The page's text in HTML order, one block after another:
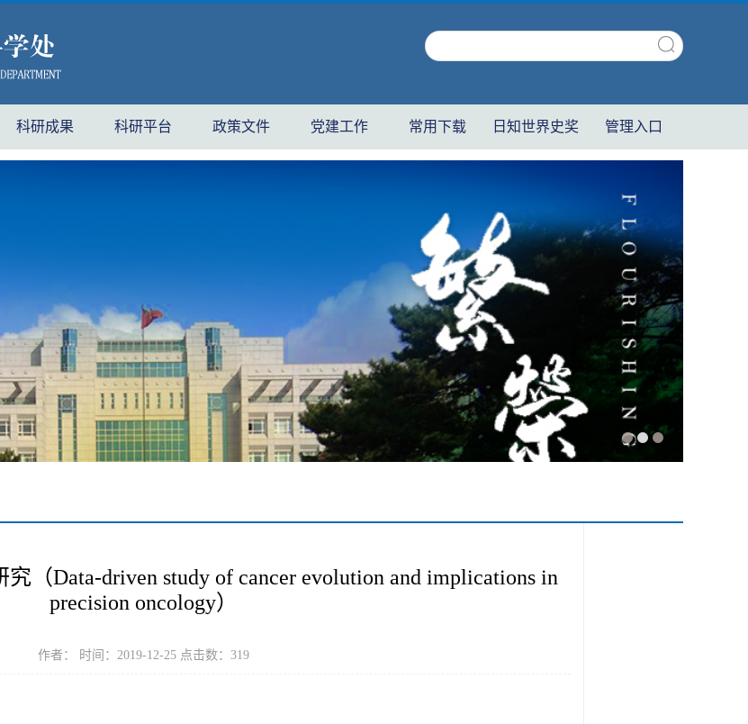
科研成果 科研平台 政策文件 党建工作 常用下载 日知世界史奖 管理入口
（Data-driven study of cancer evolution and implications in
precision oncology）
作者： 时间：2019-12-25 点击数： 319